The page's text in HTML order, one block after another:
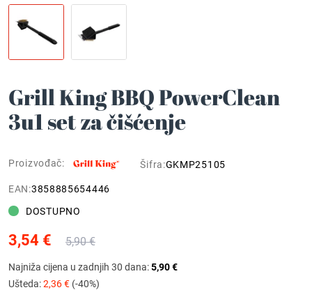
Grill King BBQ PowerClean
3u1 set za čišćenje
Proizvođač: Šifra:GKMP25105
EAN:3858885654446
DOSTUPNO
3,54 € 5,90 €
Najniža cijena u zadnjih 30 dana:5,90 €
Ušteda:2,36 € (-40%)